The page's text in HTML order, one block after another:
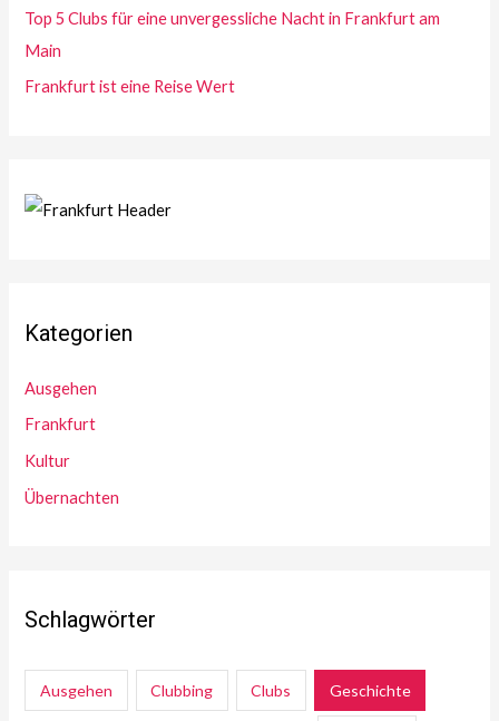
Top 5 Clubs für eine unvergessliche Nacht in Frankfurt am
Main
Frankfurt ist eine Reise Wert
Kategorien
Ausgehen
Frankfurt
Kultur
Übernachten
Schlagwörter
Ausgehen Clubbing Clubs Geschichte